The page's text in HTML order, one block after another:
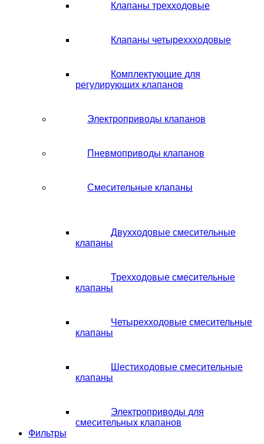
Клапаны трехходовые
Клапаны четыреххходовые
Комплектующие для
регулирующих клапанов
Электроприводы клапанов
Пневмоприводы клапанов
Смесительные клапаны
Двухходовые смесительные
клапаны
Трехходовые смесительные
клапаны
Четырехходовые смесительные
клапаны
Шестиходовые смесительные
клапаны
Электроприводы для
смесительных клапанов
Фильтры